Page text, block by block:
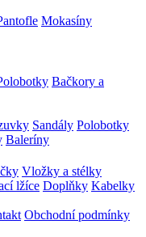
Mokasíny
Bačkory a
Sandály Polobotky
Baleríny
Vložky a stélky
lžíce Doplňky Kabelky
Obchodní podmínky